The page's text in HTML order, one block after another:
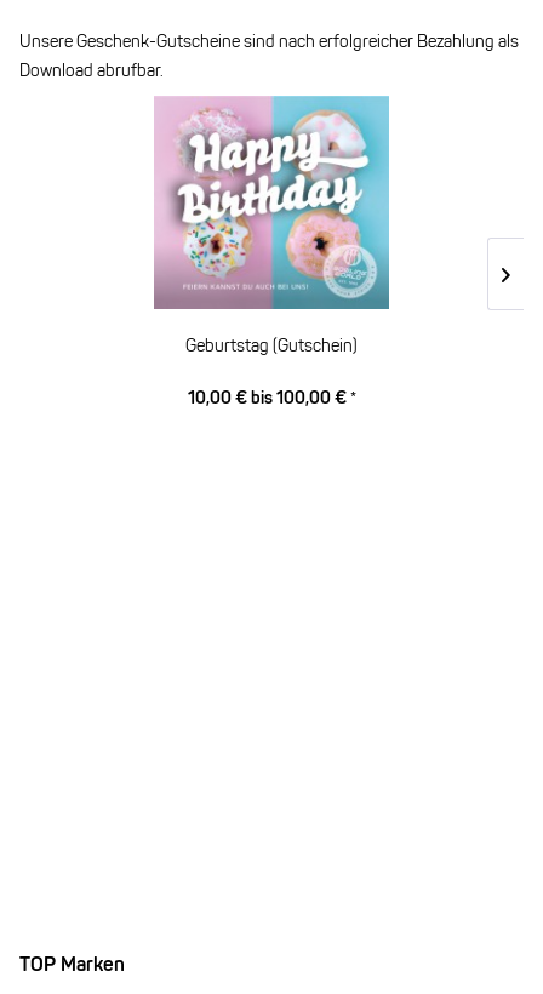
TOP Marken
Geburtstag (Gutschein)
10,00 € bis 100,00 € *
Unsere Geschenk-Gutscheine sind nach erfolgreicher Bezahlung als
Download abrufbar.